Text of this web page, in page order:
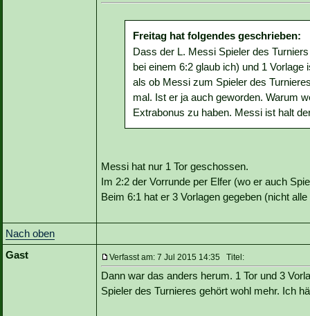
Freitag hat folgendes geschrieben:
Dass der L. Messi Spieler des
bei einem 6:2 glaub ich) und 1
als ob Messi zum Spieler des
mal. Ist er ja auch geworden. Warum
Extrabonus zu haben. Messi ist halt
Messi hat nur 1 Tor geschossen.
Im 2:2 der Vorrunde per Elfer (wo er auch
Beim 6:1 hat er 3 Vorlagen gegeben (nicht
Nach oben
Gast
Verfasst am: 7 Jul 2015 14:35 Titel:
Dann war das anders herum. 1 Tor und 3
Spieler des Turnieres gehört wohl mehr. Ich